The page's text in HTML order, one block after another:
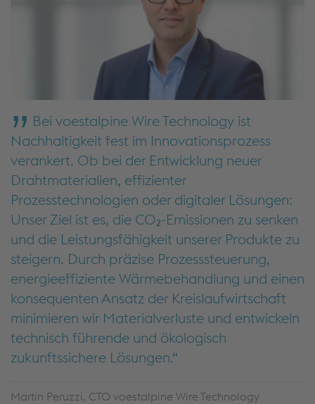
Bei voestalpine Wire Technology ist
Nachhaltigkeit fest im Innovationsprozess
verankert. Ob bei der Entwicklung neuer
Drahtmaterialien, effizienter
Prozesstechnologien oder digitaler Lösungen:
Unser Ziel ist es, die CO₂-Emissionen zu senken
und die Leistungsfähigkeit unserer Produkte zu
steigern. Durch präzise Prozesssteuerung,
energieeffiziente Wärmebehandlung und einen
konsequenten Ansatz der Kreislaufwirtschaft
minimieren wir Materialverluste und entwickeln
technisch führende und ökologisch
zukunftssichere Lösungen.
Martin Peruzzi, CTO voestalpine Wire Technology